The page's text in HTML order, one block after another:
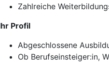
Zahlreiche
Profil
Abgeschlossene
Ob Berufseinsteiger:in,